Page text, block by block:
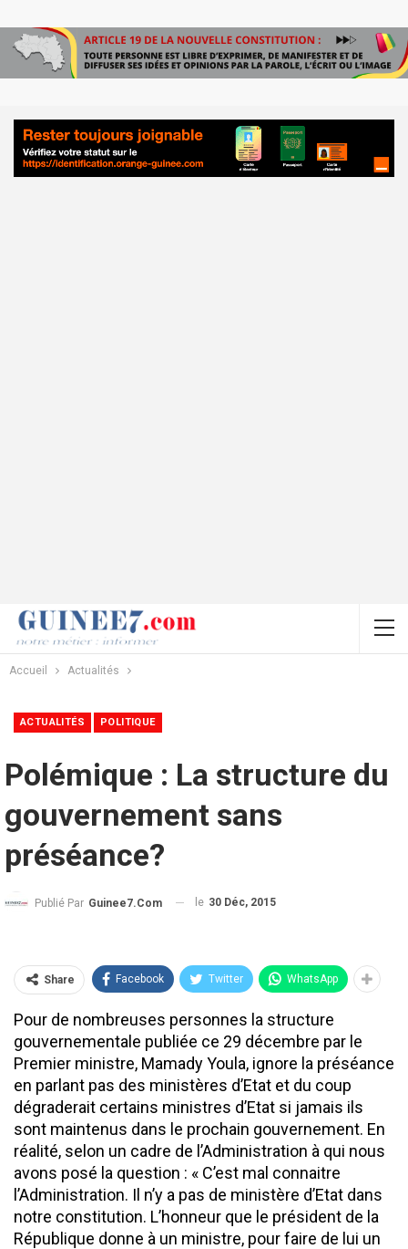
Accueil Actualités
ACTUALITÉS POLITIQUE
Polémique : La structure du
gouvernement sans
préséance?
Publié Par Guinee7.com le 30 Déc, 2015
Share Facebook Twitter WhatsApp
Pour de nombreuses personnes la structure
gouvernementale publiée ce 29 décembre par le
Premier ministre, Mamady Youla, ignore la préséance
en parlant pas des ministères d’Etat et du coup
dégraderait certains ministres d’Etat si jamais ils
sont maintenus dans le prochain gouvernement. En
réalité, selon un cadre de l’Administration à qui nous
avons posé la question : « C’est mal connaitre
l’Administration. Il n’y a pas de ministère d’Etat dans
notre constitution. L’honneur que le président de la
République donne à un ministre, pour faire de lui un